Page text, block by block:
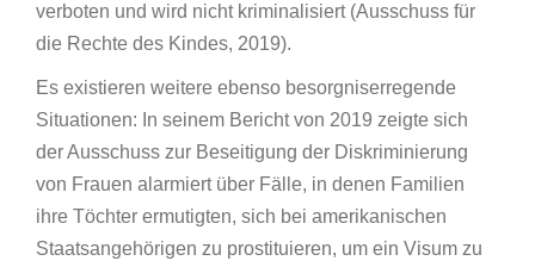
verboten und wird nicht kriminalisiert (Ausschuss für
die Rechte des Kindes, 2019).
Es existieren weitere ebenso besorgniserregende
Situationen: In seinem Bericht von 2019 zeigte sich
der Ausschuss zur Beseitigung der Diskriminierung
von Frauen alarmiert über Fälle, in denen Familien
ihre Töchter ermutigten, sich bei amerikanischen
Staatsangehörigen zu prostituieren, um ein Visum zu